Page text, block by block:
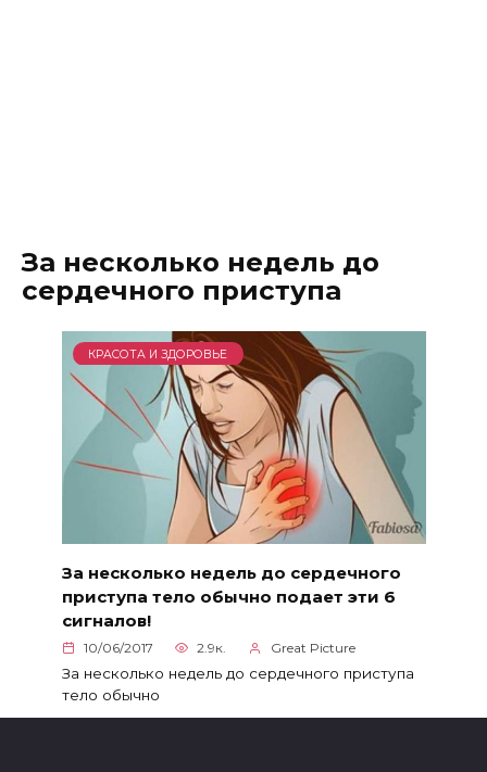
За несколько недель до
сердечного приступа
КРАСОТА И ЗДОРОВЬЕ
За несколько недель до сердечного
приступа тело обычно подает эти 6
сигналов!
10/06/2017 2.9к. Great Picture
За несколько недель до сердечного приступа
тело обычно